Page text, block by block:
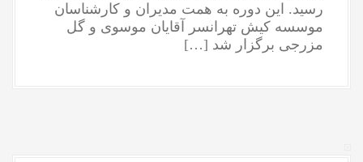
رسید. این دوره به همت مدیران و کارشناسان
موسسه کیش تهرانسر آقایان موسوی و گل
مزرجی برگزار شد […]